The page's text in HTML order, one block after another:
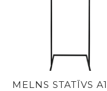
MELNS STATĪVS A1